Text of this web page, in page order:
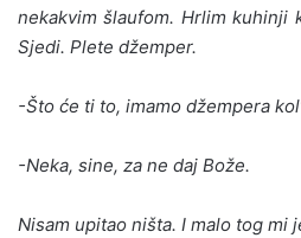
nekakvim šlaufom. Hrlim kuhinji
Sjedi. Plete džemper.
-Što će ti to, imamo džempera
-Neka, sine, za ne daj Bože.
Nisam upitao ništa. I malo tog mi